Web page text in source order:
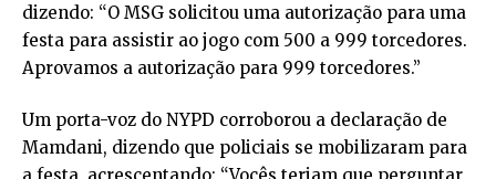
dizendo: “O MSG solicitou uma autorização para uma
festa para assistir ao jogo com 500 a 999 torcedores.
Aprovamos a autorização para 999 torcedores.”
Um porta-voz do NYPD corroborou a declaração de
Mamdani, dizendo que policiais se mobilizaram para